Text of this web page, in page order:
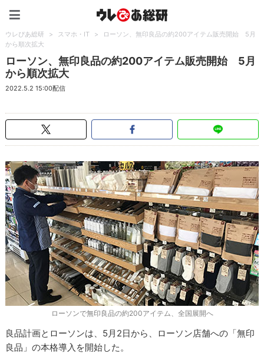
ウレぴあ総研 > スマホ・IT >
ローソン、無印良品の約200アイテム販売開始 5月
から順次拡大
ローソン、無印良品の約200アイテム販売開始 5月
から順次拡大
2022.5.2 15:00配信
ローソンで無印良品の約200アイテム、全国展開へ
良品計画とローソンは、5月2日から、ローソン店舗への「無印
良品」の本格導入を開始した。